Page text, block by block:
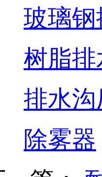
玻璃
树脂
排水
除雾器